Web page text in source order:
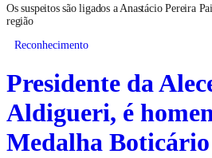
Os suspeitos são ligados a Anastácio Pereira
região
Reconhecimento
Presidente da
Aldigueri, é
Medalha